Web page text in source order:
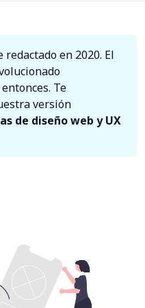
en 2020. El
Te
versión
de diseño web y UX